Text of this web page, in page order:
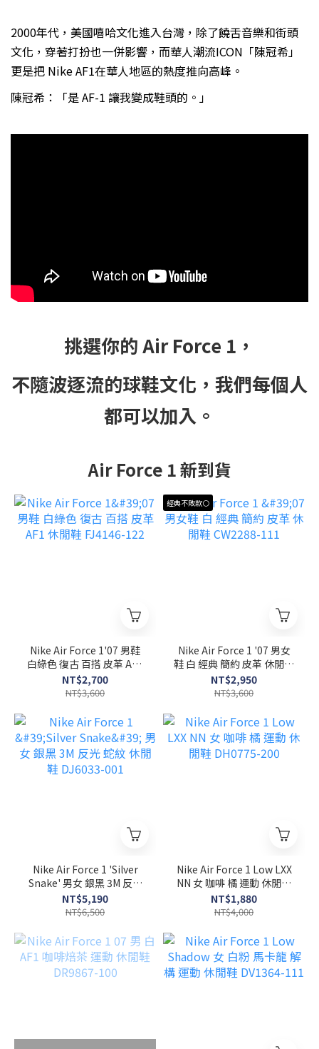
2000年代，美國嘻哈文化進入台灣，除了饒舌音樂和街頭
文化，穿著打扮也一併影響，而華人潮流ICON「陳冠希」
更是把 Nike AF1在華人地區的熱度推向高峰。
陳冠希：「是 AF-1 讓我變成鞋頭的。」
挑選你的 Air Force 1，
不隨波逐流的球鞋文化， 我們每個人
都可以加入。
Air Force 1 新到貨
Nike Air Force 1'07 男鞋
白綠色 復古 百搭 皮革 AF1
休閒鞋 FJ4146-122
NT$2,700
NT$3,600
經典不敗款⚪
Nike Air Force 1 '07 男女
鞋 白 經典 簡約 皮革 休閒鞋
CW2288-111
NT$2,950
NT$3,600
Nike Air Force 1 'Silver
Snake' 男女 銀黑 3M 反光
蛇紋 休閒鞋 DJ6033-001
NT$5,190
NT$6,500
Nike Air Force 1 Low LXX
NN 女 咖啡 橘 運動 休閒鞋
DH0775-200
NT$1,880
NT$4,000